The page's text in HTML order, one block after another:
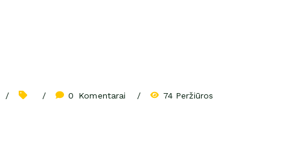
0 Komentarai 74 Peržiūros